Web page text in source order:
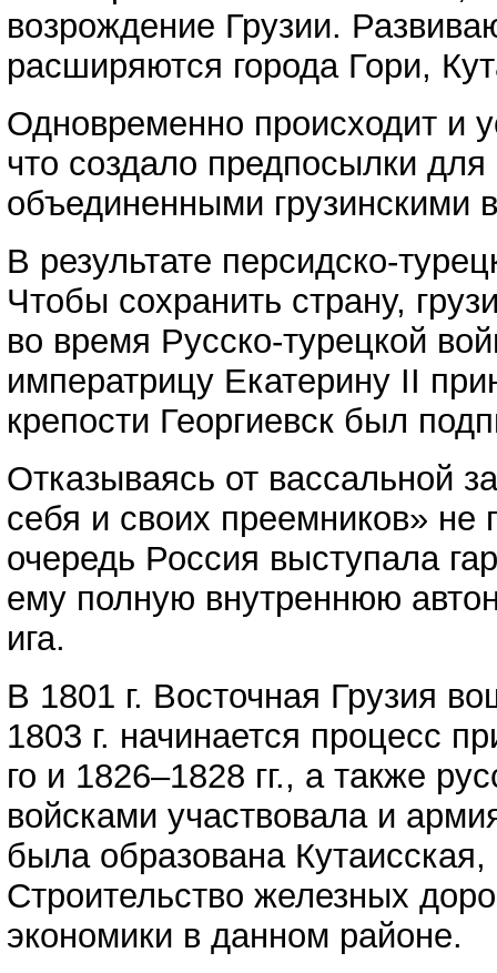
возрождение Грузии.
расширяются города Гори,
Одновременно происходит и
что создало предпосылки
объединенными грузинскими
В результате персидско-
Чтобы сохранить страну,
во время Русско-турецкой
императрицу Екатерину II
крепости Георгиевск был
Отказываясь от вассальной
себя и своих преемников» не
очередь Россия выступала
ему полную внутреннюю
ига.
В 1801 г. Восточная Грузия
1803 г. начинается процесс
го и 1826–1828 гг., а также
войсками участвовала и
была образована
Строительство железных
экономики в данном районе.